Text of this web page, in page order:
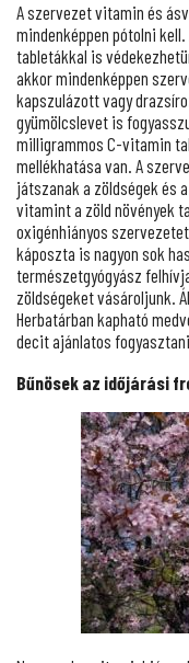
A szervezet vitamin és
mindenképpen pótolni
tabletákkal is
akkor mindenképpen
kapszulázott vagy
gyümölcslevet is
milligrammos C-vitamin
mellékhatása van. A
játszanak a zöldségek és
vitamint a zöld növények
oxigénhiányos
káposzta is nagyon sok
természetgyógyász
zöldségeket vásároljunk.
Herbatárban kapható
decit ajánlatos
Bűnösek az időjárási